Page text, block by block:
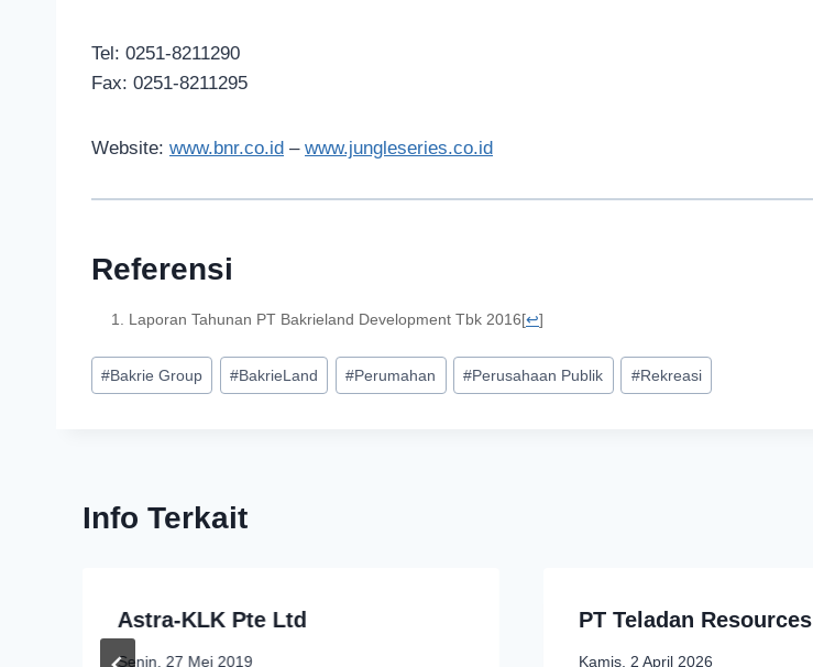
Tel: 0251-8211290
Fax: 0251-8211295
Website: www.bnr.co.id – www.jungleseries.co.id
Referensi
Laporan Tahunan PT Bakrieland Development Tbk 2016[↩]
#Bakrie Group #BakrieLand #Perumahan #Perusahaan Publik #Rekreasi
Info Terkait
Astra-KLK Pte Ltd
Senin, 27 Mei 2019
PT Teladan Resources
Kamis, 2 April 2026